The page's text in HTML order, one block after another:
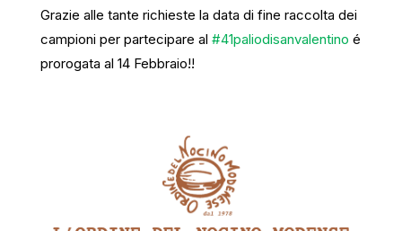
Grazie alle tante richieste la data di fine raccolta dei
campioni per partecipare al #41paliodisanvalentino é
prorogata al 14 Febbraio!!